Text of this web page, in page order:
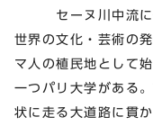
セーヌ川中流に位
世界の文化・芸術の
マ人の植民地として
一つパリ大学がある
状に走る大道路に貫